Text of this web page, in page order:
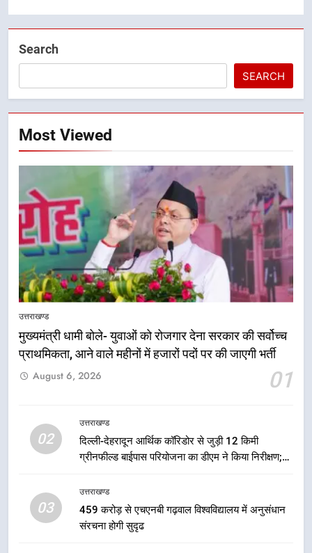
Search
SEARCH
Most Viewed
उत्तराखण्ड
मुख्यमंत्री धामी बोले- युवाओं को रोजगार देना सरकार की सर्वोच्च
प्राथमिकता, आने वाले महीनों में हजारों पदों पर की जाएगी भर्ती
01
August 6, 2026
02
उत्तराखण्ड
दिल्ली-देहरादून आर्थिक कॉरिडोर से जुड़ी 12 किमी
ग्रीनफील्ड बाईपास परियोजना का डीएम ने किया निरीक्षण;
सुरक्षा मानकों से कोई समझौता नहींः डीएम
03
उत्तराखण्ड
459 करोड़ से एचएनबी गढ़वाल विश्वविद्यालय में अनुसंधान
संरचना होगी सुदृढ
एमडीडीए बोर्ड बैठक में 25 विकास प्रस्तावों
की हुई समीक्षा
उत्तराखण्ड